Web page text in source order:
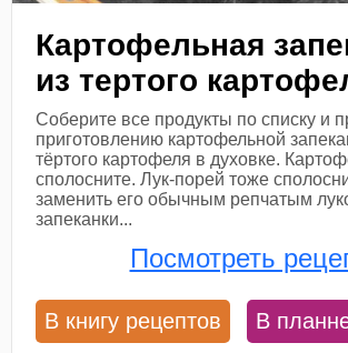
Картофельная
из тертого
Соберите все продукты по списку и
приготовлению картофельной
тёртого картофеля в духовке.
сполосните. Лук-порей тоже
заменить его обычным репчатым
запеканки...
Посмотреть
В книгу рецептов В